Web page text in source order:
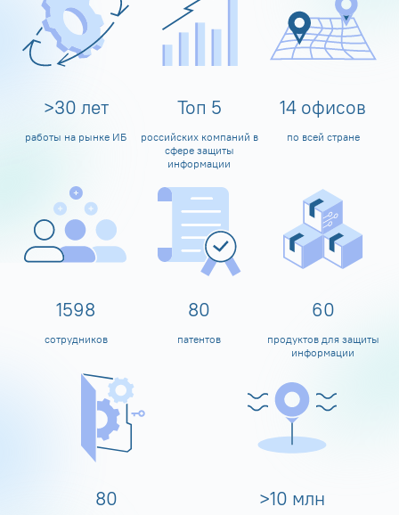
>30 лет
работы на рынке ИБ
Топ 5
российских компаний в
сфере защиты
информации
14 офисов
по всей стране
1600
сотрудников
80
патентов
60
продуктов для защиты
информации
80 >10 млн